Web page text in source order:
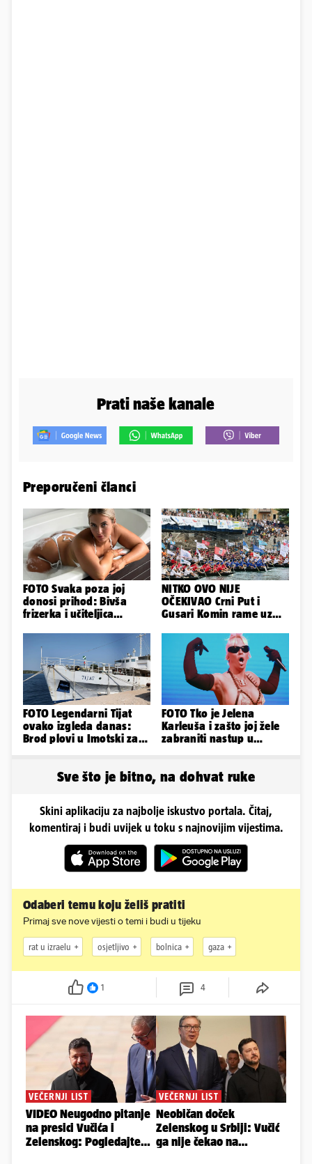
Prati naše kanale
Preporučeni članci
FOTO Svaka poza joj
donosi prihod: Bivša
frizerka i učiteljica
NITKO OVO NIJE
OČEKIVAO Crni Put i
Gusari Komin rame uz
FOTO Legendarni Tijat
ovako izgleda danas:
Brod plovi u Imotski za
FOTO Tko je Jelena
Karleuša i zašto joj žele
zabraniti nastup u
Sve što je bitno, na dohvat ruke
Skini aplikaciju za najbolje iskustvo portala. Čitaj,
komentiraj i budi uvijek u toku s najnovijim vijestima.
Odaberi temu koju želiš pratiti
Primaj sve nove vijesti o temi i budi u tijeku
rat u izraelu osjetljivo bolnica gaza
1 4